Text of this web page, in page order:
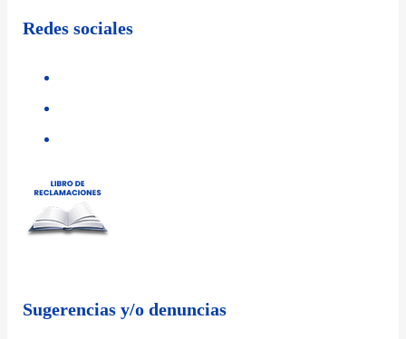
Redes sociales
Sugerencias y/o denuncias